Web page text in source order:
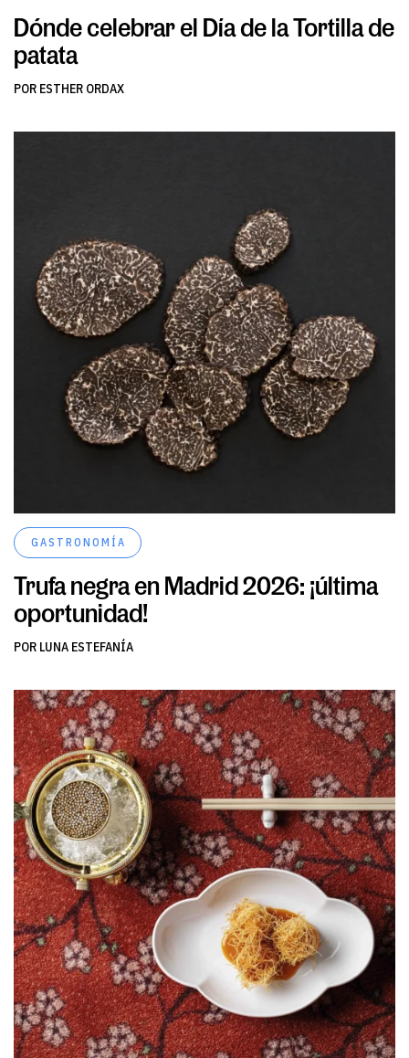
Dónde celebrar el Día de la Tortilla de
patata
POR ESTHER ORDAX
GASTRONOMÍA
Trufa negra en Madrid 2026: ¡última
oportunidad!
POR LUNA ESTEFANÍA